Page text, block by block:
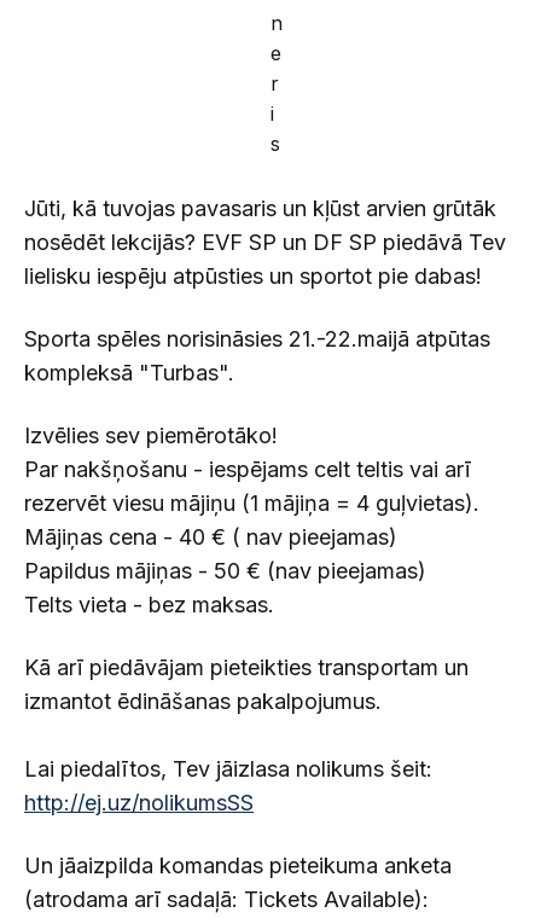
Jūti, kā tuvojas pavasaris un kļūst arvien grūtāk
nosēdēt lekcijās? EVF SP un DF SP piedāvā Tev
lielisku iespēju atpūsties un sportot pie dabas!
Sporta spēles norisināsies 21.-22.maijā atpūtas
kompleksā "Turbas".
Izvēlies sev piemērotāko!
Par nakšņošanu - iespējams celt teltis vai arī
rezervēt viesu mājiņu (1 mājiņa = 4 guļvietas).
Mājiņas cena - 40 € ( nav pieejamas)
Papildus mājiņas - 50 € (nav pieejamas)
Telts vieta - bez maksas.
Kā arī piedāvājam pieteikties transportam un
izmantot ēdināšanas pakalpojumus.
Lai piedalītos, Tev jāizlasa nolikums šeit:
http://ej.uz/nolikumsSS
Un jāaizpilda komandas pieteikuma anketa
(atrodama arī sadaļā: Tickets Available):